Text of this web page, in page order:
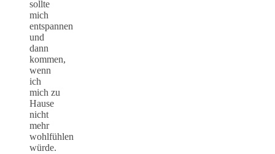
sollte
mich
entspannen
und
dann
kommen,
wenn
ich
mich zu
Hause
nicht
mehr
wohlfühlen
würde.